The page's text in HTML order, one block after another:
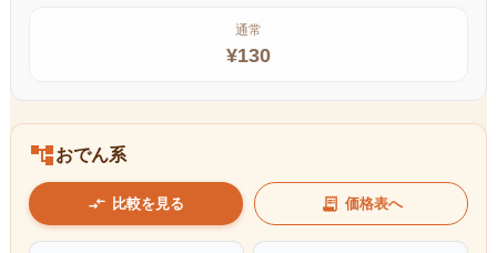
通常
¥130
account_treeおでん系
compare_arrows 比較を見る receipt_long 価格表へ